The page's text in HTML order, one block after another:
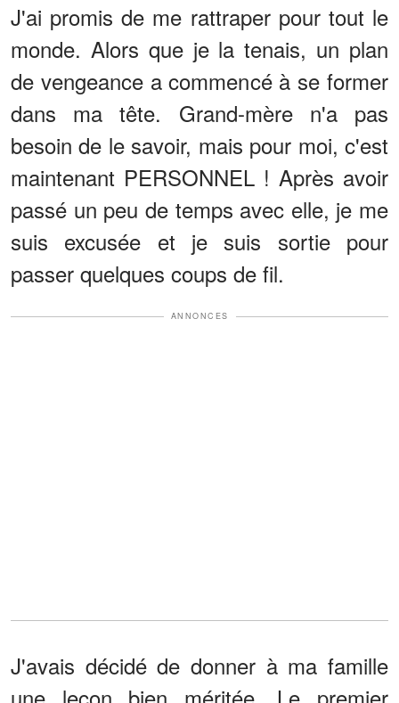
J'ai promis de me rattraper pour tout le
monde. Alors que je la tenais, un plan
de vengeance a commencé à se former
dans ma tête. Grand-mère n'a pas
besoin de le savoir, mais pour moi, c'est
maintenant PERSONNEL ! Après avoir
passé un peu de temps avec elle, je me
suis excusée et je suis sortie pour
passer quelques coups de fil.
ANNONCES
J'avais décidé de donner à ma famille